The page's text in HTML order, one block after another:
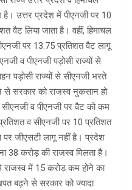
उत्तर प्रदेश में पीएनजी पर 10
वैट लिया जाता है। वहीं, हिमाचल
पर 13.75 प्रतिशत वैट लागू
व पीएनजी पड़ोसी राज्यों से
पड़ोसी राज्यों से सीएनजी भरते
से सरकार को राजस्व नुकसान हो
व पीएनजी पर वैट को कम
व सीएनजी पर 10 प्रतिशत
जीएसटी लागू नहीं है। प्रदेश
38 करोड़ की राजस्व मिलता है।
में 15 करोड़ कम होने का
बढ़ने से सरकार को ज्यादा